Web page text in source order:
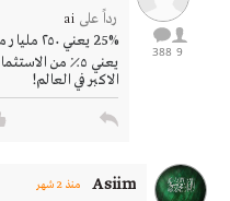
9
388
رداً على ai
25% يعني ٢٥٠ مليار مب ٢٥ مليار
يعني ٥٪ من
الاكبر في العالم!
Asiim منذ 2 شهر